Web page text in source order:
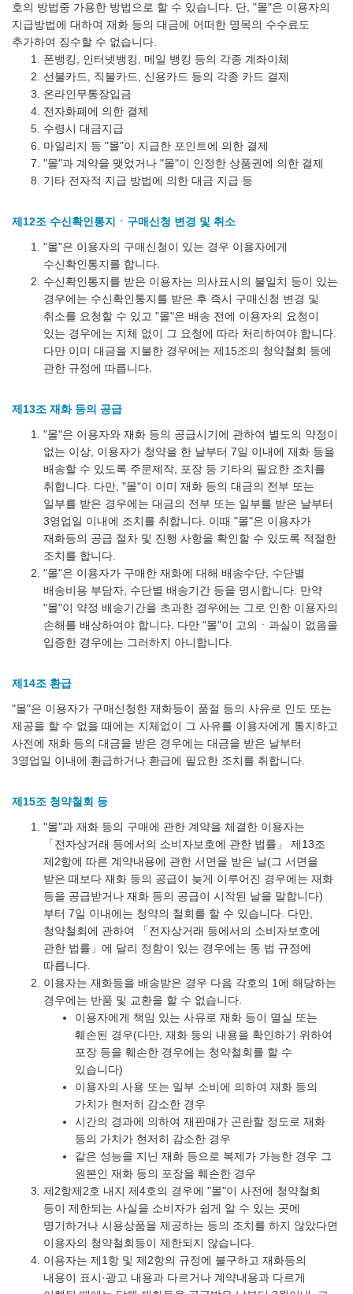
호의 방법중 가용한 방법으로 할 수 있습니다. 단, "몰"은 이용자의
지급방법에 대하여 재화 등의 대금에 어떠한 명목의 수수료도
추가하여 징수할 수 없습니다.
폰뱅킹, 인터넷뱅킹, 메일 뱅킹 등의 각종 계좌이체
선불카드, 직불카드, 신용카드 등의 각종 카드 결제
온라인무통장입금
전자화폐에 의한 결제
수령시 대금지급
마일리지 등 "몰"이 지급한 포인트에 의한 결제
"몰"과 계약을 맺었거나 "몰"이 인정한 상품권에 의한 결제
기타 전자적 지급 방법에 의한 대금 지급 등
제12조 수신확인통지ㆍ구매신청 변경 및 취소
"몰"은 이용자의 구매신청이 있는 경우 이용자에게
수신확인통지를 합니다.
수신확인통지를 받은 이용자는 의사표시의 불일치 등이 있는
경우에는 수신확인통지를 받은 후 즉시 구매신청 변경 및
취소를 요청할 수 있고 "몰"은 배송 전에 이용자의 요청이
있는 경우에는 지체 없이 그 요청에 따라 처리하여야 합니다.
다만 이미 대금을 지불한 경우에는 제15조의 청약철회 등에
관한 규정에 따릅니다.
제13조 재화 등의 공급
"몰"은 이용자와 재화 등의 공급시기에 관하여 별도의 약정이
없는 이상, 이용자가 청약을 한 날부터 7일 이내에 재화 등을
배송할 수 있도록 주문제작, 포장 등 기타의 필요한 조치를
취합니다. 다만, "몰"이 이미 재화 등의 대금의 전부 또는
일부를 받은 경우에는 대금의 전부 또는 일부를 받은 날부터
3영업일 이내에 조치를 취합니다. 이때 "몰"은 이용자가
재화등의 공급 절차 및 진행 사항을 확인할 수 있도록 적절한
조치를 합니다.
"몰"은 이용자가 구매한 재화에 대해 배송수단, 수단별
배송비용 부담자, 수단별 배송기간 등을 명시합니다. 만약
"몰"이 약정 배송기간을 초과한 경우에는 그로 인한 이용자의
손해를 배상하여야 합니다. 다만 "몰"이 고의ㆍ과실이 없음을
입증한 경우에는 그러하지 아니합니다.
제14조 환급
"몰"은 이용자가 구매신청한 재화등이 품절 등의 사유로 인도 또는
제공을 할 수 없을 때에는 지체없이 그 사유를 이용자에게 통지하고
사전에 재화 등의 대금을 받은 경우에는 대금을 받은 날부터
3영업일 이내에 환급하거나 환급에 필요한 조치를 취합니다.
제15조 청약철회 등
"몰"과 재화 등의 구매에 관한 계약을 체결한 이용자는
「전자상거래 등에서의 소비자보호에 관한 법률」 제13조
제2항에 따른 계약내용에 관한 서면을 받은 날(그 서면을
받은 때보다 재화 등의 공급이 늦게 이루어진 경우에는 재화
등을 공급받거나 재화 등의 공급이 시작된 날을 말합니다)
부터 7일 이내에는 청약의 철회를 할 수 있습니다. 다만,
청약철회에 관하여 「전자상거래 등에서의 소비자보호에
관한 법률」에 달리 정함이 있는 경우에는 동 법 규정에
따릅니다.
이용자는 재화등을 배송받은 경우 다음 각호의 1에 해당하는
경우에는 반품 및 교환을 할 수 없습니다.
이용자에게 책임 있는 사유로 재화 등이 멸실 또는
훼손된 경우(다만, 재화 등의 내용을 확인하기 위하여
포장 등을 훼손한 경우에는 청약철회를 할 수
있습니다)
이용자의 사용 또는 일부 소비에 의하여 재화 등의
가치가 현저히 감소한 경우
시간의 경과에 의하여 재판매가 곤란할 정도로 재화
등의 가치가 현저히 감소한 경우
같은 성능을 지닌 재화 등으로 복제가 가능한 경우 그
원본인 재화 등의 포장을 훼손한 경우
제2항제2호 내지 제4호의 경우에 "몰"이 사전에 청약철회
등이 제한되는 사실을 소비자가 쉽게 알 수 있는 곳에
명기하거나 시용상품을 제공하는 등의 조치를 하지 않았다면
이용자의 청약철회등이 제한되지 않습니다.
이용자는 제1항 및 제2항의 규정에 불구하고 재화등의
내용이 표시·광고 내용과 다르거나 계약내용과 다르게